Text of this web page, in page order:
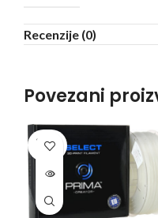
Recenzije (0)
Povezani
SOLD
OUT